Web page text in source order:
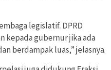
legislatif. DPRD
kepada gubernur jika ada
berdampak luas,” jelasnya.